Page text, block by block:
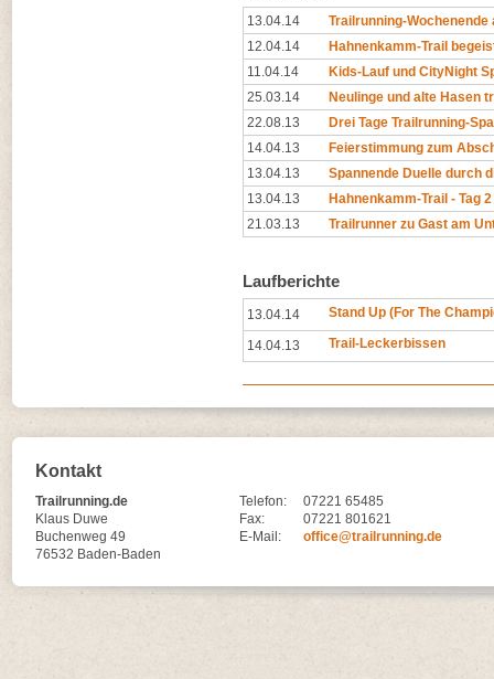
13.04.14
Trailrunning-
12.04.14
Hahnenkamm-Trail
11.04.14
Kids-Lauf und CityNight
25.03.14
Neulinge und alte Hasen
22.08.13
Drei Tage Trailrunning-
14.04.13
Feierstimmung zum
13.04.13
Spannende Duelle durch
13.04.13
Hahnenkamm-Trail - Tag
21.03.13
Trailrunner zu Gast am
Laufberichte
13.04.14 Stand Up (For The
14.04.13 Trail-Leckerbissen
Kontakt
Trailrunning.de
Klaus Duwe
Buchenweg 49
76532 Baden-Baden
Telefon:
07221 65485
Fax:
07221 801621
E-Mail:
office@trailrunning.de